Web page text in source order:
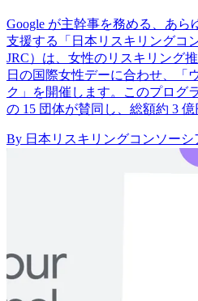
Google が主幹事を務める、あ
支援する「日本リスキリングコ
JRC）は、女性のリスキリング
日の国際女性デーに合わせ、「
ク」を開催します。このプログ
の 15 団体が賛同し、総額約 3
By 日本リスキリングコンソーシ